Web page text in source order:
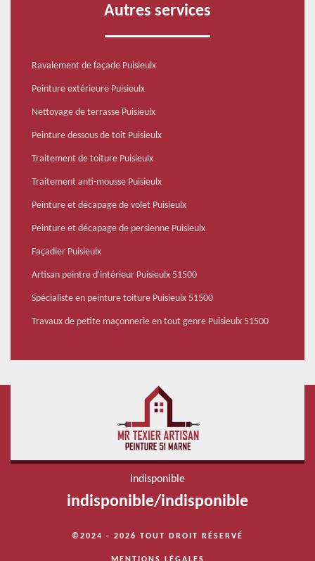
Autres services
Ravalement de façade Puisieulx
Peinture extérieure Puisieulx
Nettoyage de terrasse Puisieulx
Peinture dessous de toit Puisieulx
Traitement de toiture Puisieulx
Traitement anti-mousse Puisieulx
Peinture et décapage de volet Puisieulx
Peinture et décapage de persienne Puisieulx
Façadier Puisieulx
Artisan peintre d'intérieur Puisieulx 51500
Spécialiste en peinture toiture Puisieulx 51500
Travaux de petite maçonnerie en tout genre Puisieulx 51500
indisponible
indisponible/indisponible
©2024 - 2026 TOUT DROIT RÉSERVÉ